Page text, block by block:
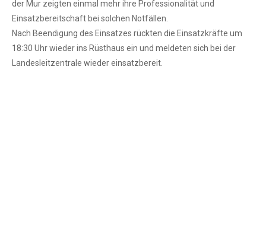
der Mur zeigten einmal mehr ihre Professionalität und
Einsatzbereitschaft bei solchen Notfällen.
Nach Beendigung des Einsatzes rückten die Einsatzkräfte um
18:30 Uhr wieder ins Rüsthaus ein und meldeten sich bei der
Landesleitzentrale wieder einsatzbereit.